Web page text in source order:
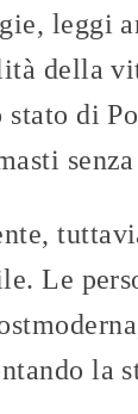
leggi
della
stato di
Le
la